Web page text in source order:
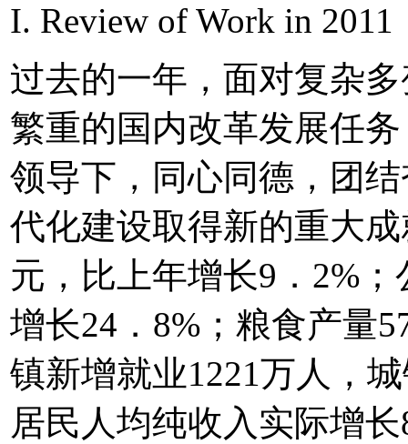
I. Review of Work in 2011
过去的一年，面对复杂
繁重的国内改革发展任
领导下，同心同德，团
代化建设取得新的重大
元，比上年增长9．2%
增长24．8%；粮食产量
镇新增就业1221万人，
居民人均纯收入实际增